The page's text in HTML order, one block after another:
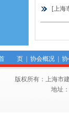
[上海
页| 协会概况| 协
版权所有：上海市
地址